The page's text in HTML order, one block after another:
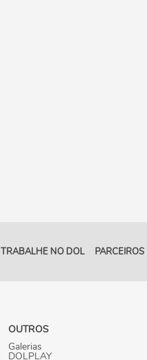
TRABALHE NO DOL PARCEIROS
OUTROS
Galerias
DOLPLAY